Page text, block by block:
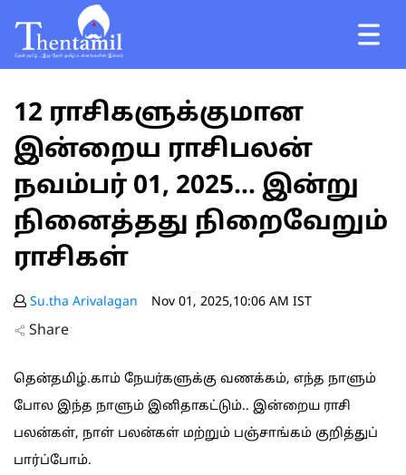
12 ராசிகளுக்குமான
இன்றைய ராசிபலன்
நவம்பர் 01, 2025... இன்று
நினைத்தது நிறைவேறும்
ராசிகள்
Su.tha Arivalagan Nov 01, 2025,10:06 AM IST
Share
தென்தமிழ்.காம் நேயர்களுக்கு வணக்கம், எந்த நாளும்
போல இந்த நாளும் இனிதாகட்டும்.. இன்றைய ராசி
பலன்கள், நாள் பலன்கள் மற்றும் பஞ்சாங்கம் குறித்துப்
பார்ப்போம்.